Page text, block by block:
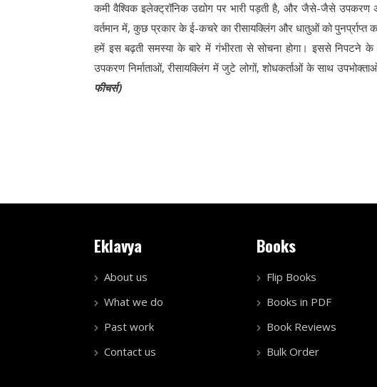
कमी वैश्विक इलेक्ट्रॉनिक उद्योग पर भारी पड़ती है, और जैसे-जैसे
वर्तमान में, कुछ प्रकार के ई-कचरे का रीसायक्लिंग और धातुओं को पुनर्प्राप्त
हमें इस बढ़ती समस्या के बारे में गंभीरता से सोचना होगा। इससे निपटने के
उपकरण निर्माताओं, रीसायक्लिंग में जुटे लोगों, शोधकर्ताओं के साथ
फीचर्स)
Eklavya
About us
What we do
Past work
Contact us
Books
Flip Books
Books in PDF
Book Reviews
Bulk Order